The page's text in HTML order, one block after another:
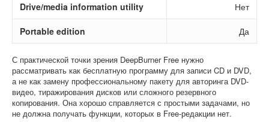
Drive/media information utility Нет
Portable edition Да
С практической точки зрения DeepBurner Free нужно
рассматривать как бесплатную программу для записи CD и DVD,
а не как замену профессиональному пакету для авторинга DVD-
видео, тиражирования дисков или сложного резервного
копирования. Она хорошо справляется с простыми задачами, но
не должна получать функции, которых в Free-редакции нет.